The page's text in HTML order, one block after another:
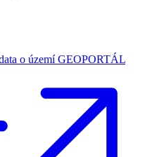
o území GEOPORTÁL